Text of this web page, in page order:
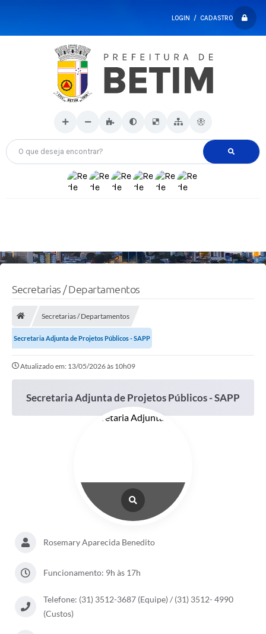
LOGIN / CADASTRO
O que deseja encontrar?
Secretarias / Departamentos
Secretarias / Departamentos
Secretaria Adjunta de Projetos Públicos - SAPP
Atualizado em: 13/05/2026 às 10h09
Secretaria Adjunta de Projetos Públicos - SAPP
Rosemary Aparecida Benedito
Funcionamento: 9h às 17h
Telefone: (31) 3512-3687 (Equipe) / (31) 3512- 4990
(Custos)